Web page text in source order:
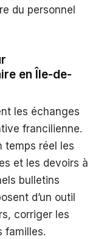
du personnel
en Île-de-
les échanges
francilienne.
temps réel les
et les devoirs à
bulletins
d’un outil
corriger les
familles.